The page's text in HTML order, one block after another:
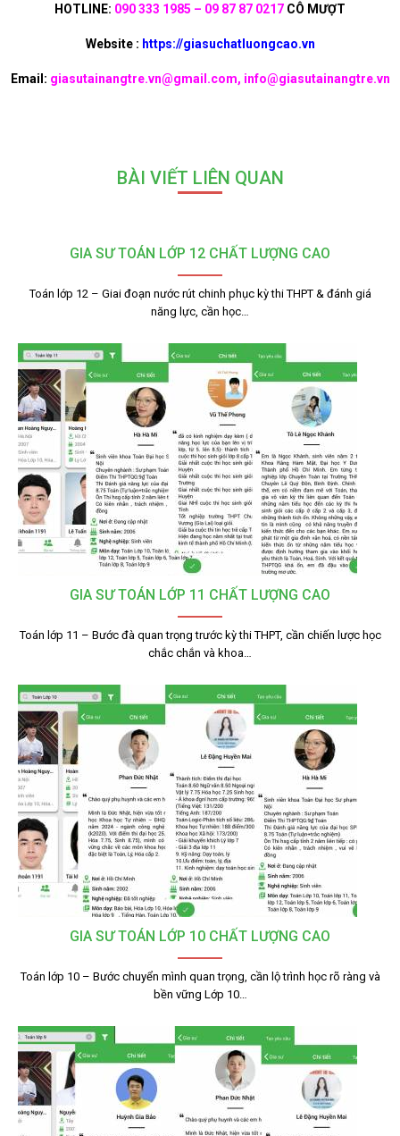
HOTLINE: 090 333 1985 – 09 87 87 0217 CÔ MƯỢT
Website : https://giasuchatluongcao.vn
Email: giasutainangtre.vn@gmail.com, info@giasutainangtre.vn
BÀI VIẾT LIÊN QUAN
GIA SƯ TOÁN LỚP 12 CHẤT LƯỢNG CAO
Toán lớp 12 – Giai đoạn nước rút chinh phục kỳ thi THPT & đánh giá
năng lực, cần học…
GIA SƯ TOÁN LỚP 11 CHẤT LƯỢNG CAO
Toán lớp 11 – Bước đà quan trọng trước kỳ thi THPT, cần chiến lược học
chắc chắn và khoa…
GIA SƯ TOÁN LỚP 10 CHẤT LƯỢNG CAO
Toán lớp 10 – Bước chuyển mình quan trọng, cần lộ trình học rõ ràng và
bền vững Lớp 10…